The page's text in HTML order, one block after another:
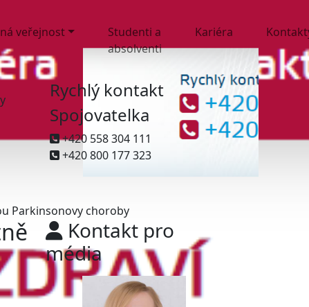
veřejnost
Studenti a
absolventi
Kariéra
Rychlý kontakt
Spojovatelka
+420 558 304 111
+420 800 177 323
Parkinsonovy choroby
Kontakt pro
média